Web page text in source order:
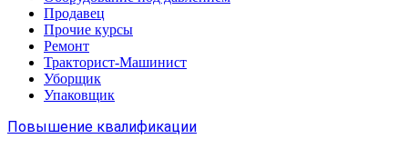
Продавец
Прочие курсы
Ремонт
Тракторист-Машинист
Уборщик
Упаковщик
Повышение квалификации